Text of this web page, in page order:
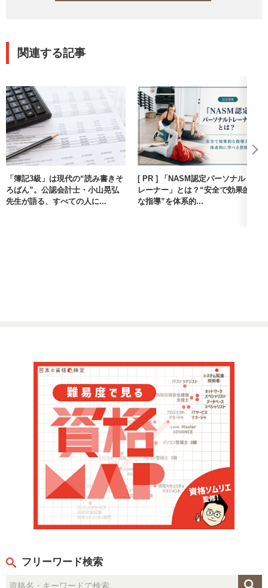
関連する記事
「簿記3級」は現代の“読み書きそ
ろばん”。公認会計士・小山晃弘
先生が語る、すべての人に...
[ PR ] 「NASM認定パーソナルト
レーナー」とは？“安全で効果的
な指導”を体系的...
フリーワード検索